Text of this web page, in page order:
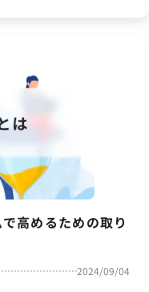
高めるための取り
2024/09/04